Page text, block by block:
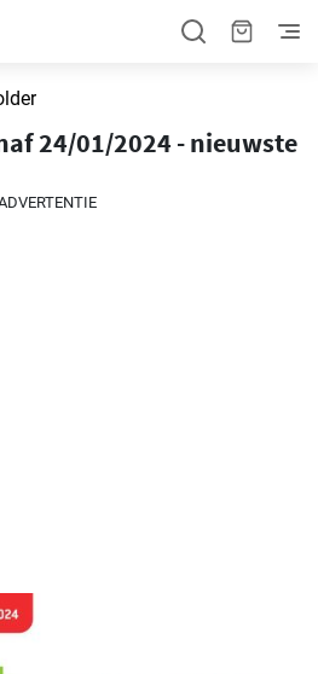
24/01/2024 - nieuwste